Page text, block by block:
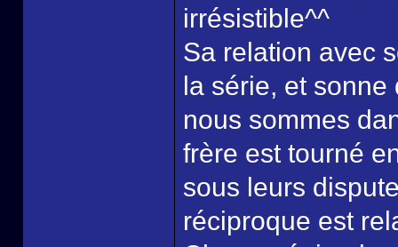
irrésistible^^
Sa relation avec
la série, et sonne
nous sommes
frère est tourné
sous leurs
réciproque est